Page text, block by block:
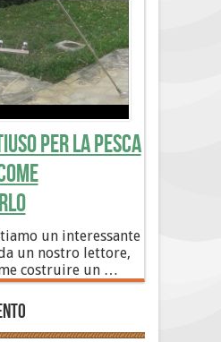
per la pesca
un interessante
un nostro lettore,
costruire un …